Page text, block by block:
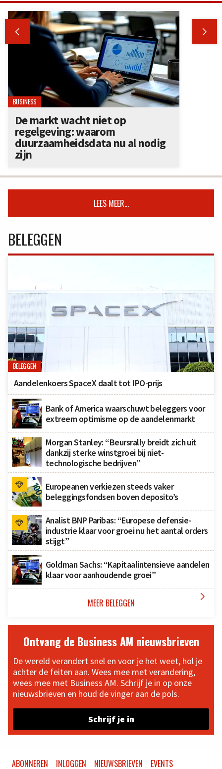
 
BUSINESS
De markt wacht niet op
regelgeving: waarom
duurzaamheidsdata nu al nodig
zijn
LEES MEER...
BELEGGEN
BELEGGEN
Aandelenkoers SpaceX daalt tot IPO-prijs
Bank of America waarschuwt beleggers voor
extreem optimisme op de aandelenmarkt
Morgan Stanley: “Beursrally breidt zich uit
dankzij sterke winstgroei bij niet-
technologische bedrijven”
Europeanen verkiezen steeds vaker
beleggingsfondsen boven deposito’s
Analist BNP Paribas: “Europese defensie-
industrie klaar voor groei nu het aantal orders
stijgt”
Goldman Sachs: “Kapitaalintensieve aandelen
klaar voor aanhoudende groei”
MEER BELEGGEN 
Ontvang de Business AM nieuwsbrieven
De wereld verandert snel en voor je het weet, hol je
achter de feiten aan. Wees mee met verandering,
wees mee met Business AM. Schrijf je in op onze
nieuwsbrieven en houd de vinger aan de pols.
Schrijf je in
ABONNEREN INLOGGEN NIEUWSBRIEVEN
EVENTS